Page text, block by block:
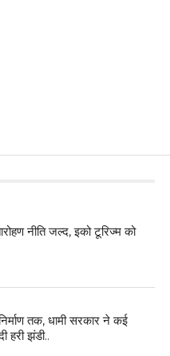
नीति जल्द, इको टूरिज्म को
तक, धामी सरकार ने कई
हरी झंडी..